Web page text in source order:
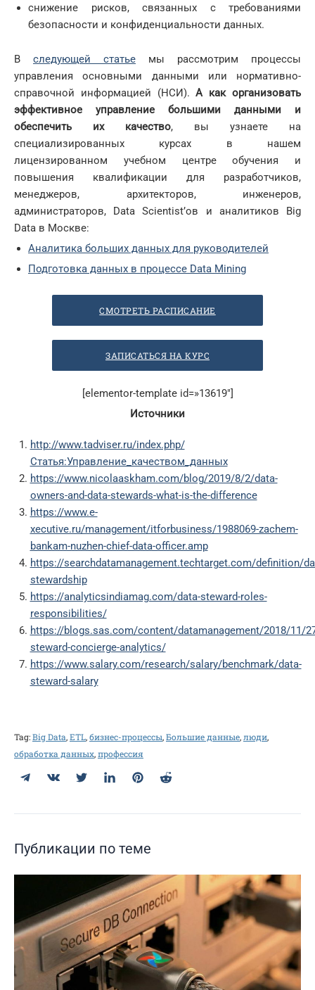
снижение рисков, связанных с требованиями
безопасности и конфиденциальности данных.
В следующей статье мы рассмотрим процессы
управления основными данными или нормативно-
справочной информацией (НСИ).А как организовать
эффективное управление большими данными и
обеспечить их качество, вы узнаете на
специализированных курсах в нашем
лицензированном учебном центре обучения и
повышения квалификации для разработчиков,
менеджеров, архитекторов, инженеров,
администраторов, Data Scientist’ов и аналитиков Big
Data в Москве:
Аналитика больших данных для руководителей
Подготовка данных в процессе Data Mining
СМОТРЕТЬ РАСПИСАНИЕ
ЗАПИСАТЬСЯ НА КУРС
[elementor-template id=»13619″]
Источники
http://www.tadviser.ru/index.php/
Статья:Управление_качеством_данных
https://www.nicolaaskham.com/blog/2019/8/2/data-
owners-and-data-stewards-what-is-the-difference
https://www.e-
xecutive.ru/management/itforbusiness/1988069-zachem-
bankam-nuzhen-chief-data-officer.amp
https://searchdatamanagement.techtarget.com/definition/
stewardship
https://analyticsindiamag.com/data-steward-roles-
responsibilities/
https://blogs.sas.com/content/datamanagement/2018/11/
steward-concierge-analytics/
https://www.salary.com/research/salary/benchmark/data-
steward-salary
Tag:Big Data,ETL,бизнес-процессы,Большие данные,люди,
обработка данных,профессия
ВКонтакте
Twitter LinkedInPinterest
Публикации по теме